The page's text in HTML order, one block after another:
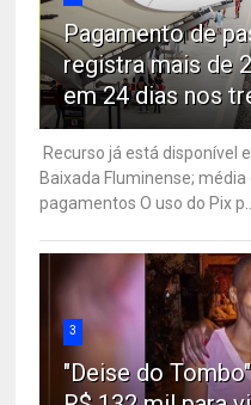
Pagamento de
registra mais de
em 24 dias nos
Recurso já está disponível
Baixada Fluminense;
pagamentos O uso do Pix
3
"Deise do